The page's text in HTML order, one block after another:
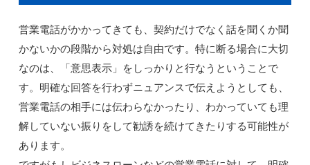
営業電話がかかってきても、契約だけでなく話を聞くか聞
かないかの段階から対処は自由です。特に断る場合に大切
なのは、「意思表示」をしっかりと行なうということで
す。明確な回答を行わずニュアンスで伝えようとしても、
営業電話の相手には伝わらなかったり、わかっていても理
解していない振りをして勧誘を続けてきたりする可能性が
あります。